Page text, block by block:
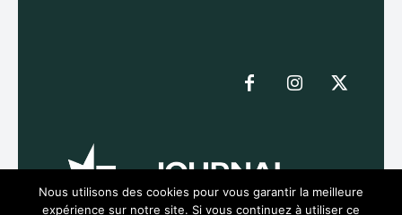
Nous utilisons des cookies pour vous garantir la meilleure
expérience sur notre site. Si vous continuez à utiliser ce